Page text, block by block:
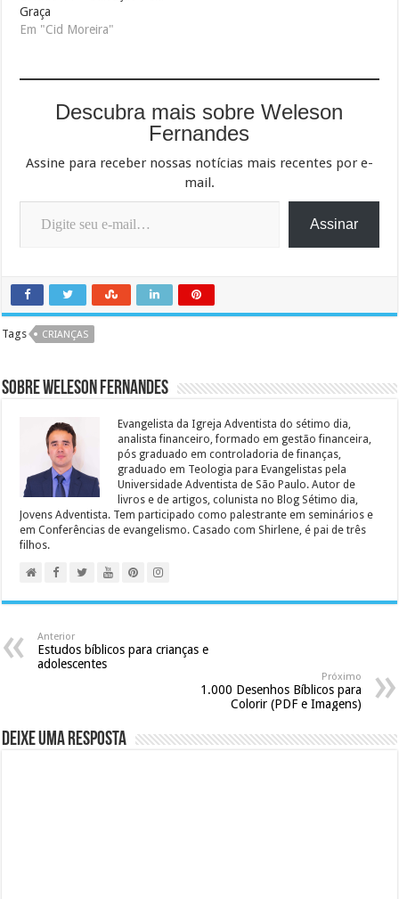
Graça
Em "Cid Moreira"
Descubra mais sobre Weleson
Fernandes
Assine para receber nossas notícias mais recentes por e-
mail.
Digite seu e-mail…
Assinar
Tags CRIANÇAS
Sobre Weleson Fernandes
Evangelista da Igreja Adventista do sétimo dia,
analista financeiro, formado em gestão financeira,
pós graduado em controladoria de finanças,
graduado em Teologia para Evangelistas pela
Universidade Adventista de São Paulo. Autor de
livros e de artigos, colunista no Blog Sétimo dia,
Jovens Adventista. Tem participado como palestrante em seminários e
em Conferências de evangelismo. Casado com Shirlene, é pai de três
filhos.
Anterior
Estudos bíblicos para crianças e
adolescentes
Próximo
1.000 Desenhos Bíblicos para
Colorir (PDF e Imagens)
Deixe uma resposta